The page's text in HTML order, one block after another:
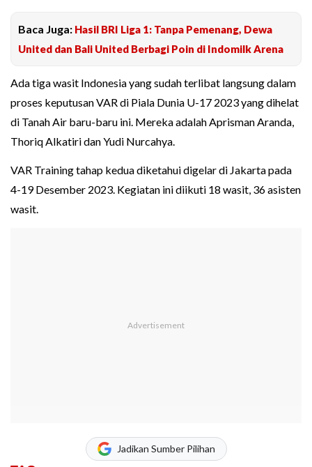
Baca Juga: Hasil BRI Liga 1: Tanpa Pemenang, Dewa
United dan Bali United Berbagi Poin di Indomilk Arena
Ada tiga wasit Indonesia yang sudah terlibat langsung dalam
proses keputusan VAR di Piala Dunia U-17 2023 yang dihelat
di Tanah Air baru-baru ini. Mereka adalah Aprisman Aranda,
Thoriq Alkatiri dan Yudi Nurcahya.
VAR Training tahap kedua diketahui digelar di Jakarta pada
4-19 Desember 2023. Kegiatan ini diikuti 18 wasit, 36 asisten
wasit.
Jadikan Sumber Pilihan